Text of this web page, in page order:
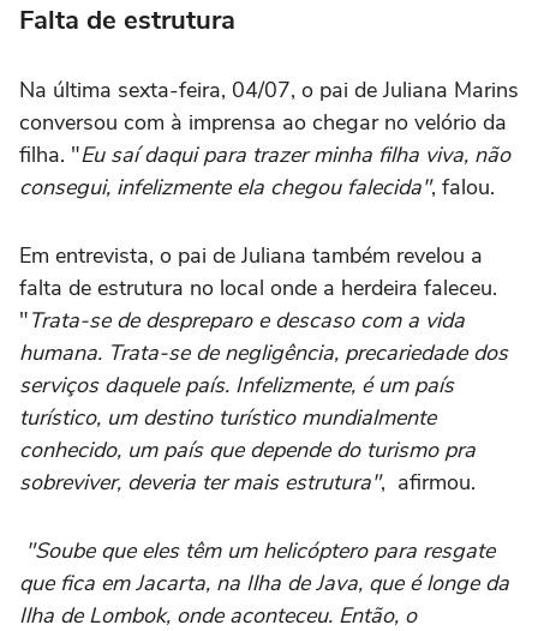
Falta de estrutura
Na última sexta-feira, 04/07, o pai de Juliana Marins
conversou com à imprensa ao chegar no velório da
filha. "Eu saí daqui para trazer minha filha viva, não
consegui, infelizmente ela chegou falecida", falou.
Em entrevista, o pai de Juliana também revelou a
falta de estrutura no local onde a herdeira faleceu.
"Trata-se de despreparo e descaso com a vida
humana. Trata-se de negligência, precariedade dos
serviços daquele país. Infelizmente, é um país
turístico, um destino turístico mundialmente
conhecido, um país que depende do turismo pra
sobreviver, deveria ter mais estrutura", afirmou.
"Soube que eles têm um helicóptero para resgate
que fica em Jacarta, na Ilha de Java, que é longe da
Ilha de Lombok, onde aconteceu. Então, o